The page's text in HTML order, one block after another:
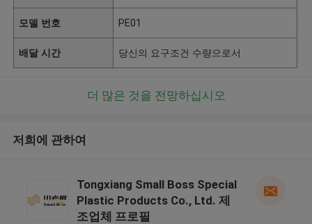
모델 번호 PE01
배달 시간 당신의 요구조건 수량으로서
더 많은 것을 전망하십시오
저희에 관하여
Tongxiang Small Boss Special
Plastic Products Co., Ltd. 제
조업체 프로필